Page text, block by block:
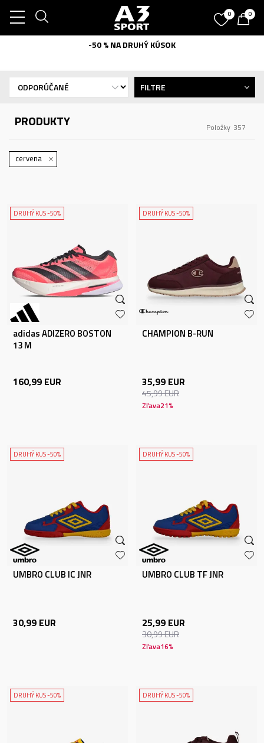
0 0
-50 % NA DRUHÝ KÚSOK
PRODUKTY 357
Položky
FILTRE
cervena
DRUHÝ KUS -50%
adidas ADIZERO BOSTON
13 M
160,99 EUR
DRUHÝ KUS -50%
CHAMPION B-RUN
35,99 EUR
45,99EUR
Zľava21%
DRUHÝ KUS -50%
UMBRO CLUB IC JNR
30,99 EUR
DRUHÝ KUS -50%
UMBRO CLUB TF JNR
25,99 EUR
30,99EUR
Zľava16%
DRUHÝ KUS -50% DRUHÝ KUS -50%